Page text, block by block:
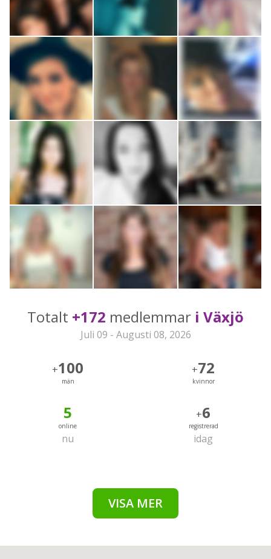
Totalt +172 medlemmar i Växjö
Juli 09 - Augusti 08, 2026
+100
män
+72
kvinnor
5
online
nu
+6
registrerad
idag
VISA MER